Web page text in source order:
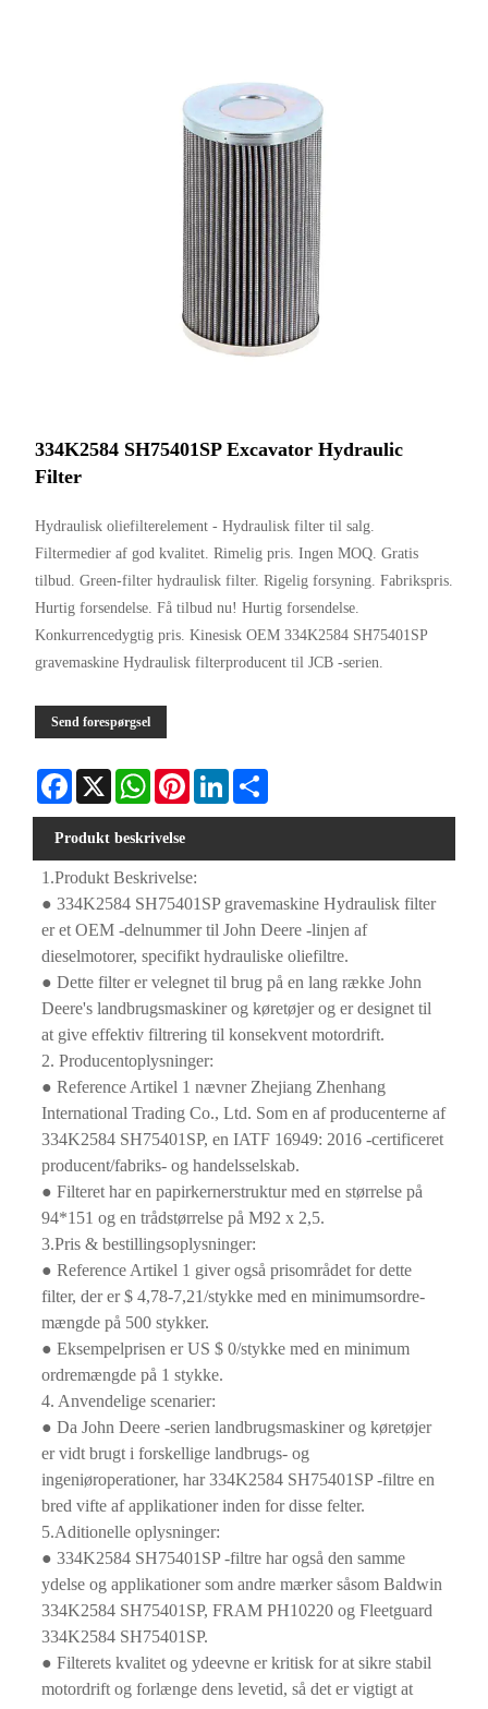
334K2584 SH75401SP Excavator Hydraulic
Filter
Hydraulisk oliefilterelement - Hydraulisk filter til salg.
Filtermedier af god kvalitet. Rimelig pris. Ingen MOQ. Gratis
tilbud. Green-filter hydraulisk filter. Rigelig forsyning. Fabrikspris.
Hurtig forsendelse. Få tilbud nu! Hurtig forsendelse.
Konkurrencedygtig pris. Kinesisk OEM 334K2584 SH75401SP
gravemaskine Hydraulisk filterproducent til JCB -serien.
Send forespørgsel
Facebook
X WhatsAppPinterestLinkedIn
Produkt beskrivelse
1.Produkt Beskrivelse:
● 334K2584 SH75401SP gravemaskine Hydraulisk filter
er et OEM -delnummer til John Deere -linjen af ​​
dieselmotorer, specifikt hydrauliske oliefiltre.
● Dette filter er velegnet til brug på en lang række John
Deere's landbrugsmaskiner og køretøjer og er designet til
at give effektiv filtrering til konsekvent motordrift.
2. Producentoplysninger:
● Reference Artikel 1 nævner Zhejiang Zhenhang
International Trading Co., Ltd. Som en af ​​producenterne af
334K2584 SH75401SP, en IATF 16949: 2016 -certificeret
producent/fabriks- og handelsselskab.
● Filteret har en papirkernerstruktur med en størrelse på
94*151 og en trådstørrelse på M92 x 2,5.
3.Pris & bestillingsoplysninger:
● Reference Artikel 1 giver også prisområdet for dette
filter, der er $ 4,78-7,21/stykke med en minimumsordre-
mængde på 500 stykker.
● Eksempelprisen er US $ 0/stykke med en minimum
ordremængde på 1 stykke.
4. Anvendelige scenarier:
● Da John Deere -serien landbrugsmaskiner og køretøjer
er vidt brugt i forskellige landbrugs- og
ingeniøroperationer, har 334K2584 SH75401SP -filtre en
bred vifte af applikationer inden for disse felter.
5.Aditionelle oplysninger:
● 334K2584 SH75401SP -filtre har også den samme
ydelse og applikationer som andre mærker såsom Baldwin
334K2584 SH75401SP, FRAM PH10220 og Fleetguard
334K2584 SH75401SP.
● Filterets kvalitet og ydeevne er kritisk for at sikre stabil
motordrift og forlænge dens levetid, så det er vigtigt at